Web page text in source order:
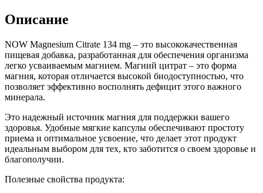
Описание
NOW Magnesium Citrate 134 mg – это высококачественная
пищевая добавка, разработанная для обеспечения организма
легко усваиваемым магнием. Магний цитрат – это форма
магния, которая отличается высокой биодоступностью, что
позволяет эффективно восполнять дефицит этого важного
минерала.
Это надежный источник магния для поддержки вашего
здоровья. Удобные мягкие капсулы обеспечивают простоту
приема и оптимальное усвоение, что делает этот продукт
идеальным выбором для тех, кто заботится о своем здоровье и
благополучии.
Полезные свойства продукта: